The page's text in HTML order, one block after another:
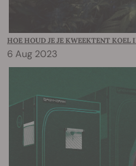
HOE HOUD JE JE KWEEKTENT KOEL
6 Aug 2023